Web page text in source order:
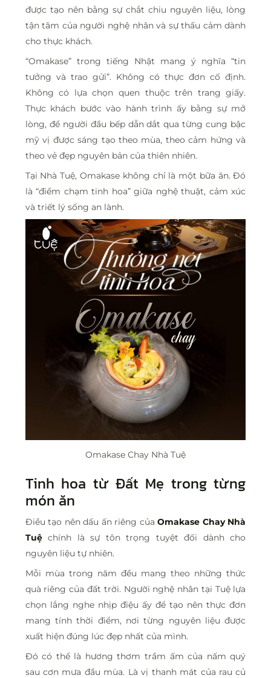
được tạo nên bằng sự chắt chiu nguyên liệu, lòng
tận tâm của người nghệ nhân và sự thấu cảm dành
cho thực khách.
“Omakase” trong tiếng Nhật mang ý nghĩa “tin
tưởng và trao gửi”. Không có thực đơn cố định.
Không có lựa chọn quen thuộc trên trang giấy.
Thực khách bước vào hành trình ấy bằng sự mở
lòng, để người đầu bếp dẫn dắt qua từng cung bậc
mỹ vị được sáng tạo theo mùa, theo cảm hứng và
theo vẻ đẹp nguyên bản của thiên nhiên.
Tại Nhà Tuệ, Omakase không chỉ là một bữa ăn. Đó
là “điểm chạm tinh hoa” giữa nghệ thuật, cảm xúc
và triết lý sống an lành.
Omakase Chay Nhà Tuệ
Tinh hoa từ Đất Mẹ trong từng
món ăn
Điều tạo nên dấu ấn riêng củaOmakase Chay Nhà
Tuệ chính là sự tôn trọng tuyệt đối dành cho
nguyên liệu tự nhiên.
Mỗi mùa trong năm đều mang theo những thức
quà riêng của đất trời. Người nghệ nhân tại Tuệ lựa
chọn lắng nghe nhịp điệu ấy để tạo nên thực đơn
mang tính thời điểm, nơi từng nguyên liệu được
xuất hiện đúng lúc đẹp nhất của mình.
Đó có thể là hương thơm trầm ấm của nấm quý
sau cơn mưa đầu mùa. Là vị thanh mát của rau củ